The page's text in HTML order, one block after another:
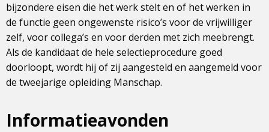
bijzondere eisen die het werk stelt en of het werken in
de functie geen ongewenste risico’s voor de vrijwilliger
zelf, voor collega’s en voor derden met zich meebrengt.
Als de kandidaat de hele selectieprocedure goed
doorloopt, wordt hij of zij aangesteld en aangemeld voor
de tweejarige opleiding Manschap.
Informatieavonden